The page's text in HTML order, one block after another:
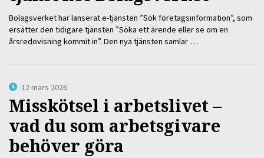
Bolagsverket har lanserat e-tjänsten ”Sök företagsinformation”, som
ersätter den tidigare tjänsten ”Söka ett ärende eller se om en
årsredovisning kommit in”. Den nya tjänsten samlar …
12 mars 2026
Misskötsel i arbetslivet –
vad du som arbetsgivare
behöver göra